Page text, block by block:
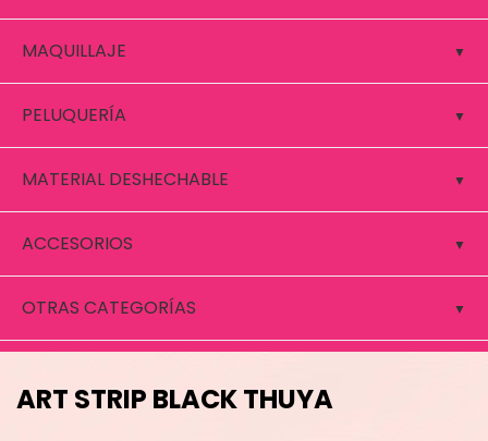
MAQUILLAJE
PELUQUERÍA
MATERIAL DESHECHABLE
ACCESORIOS
OTRAS CATEGORÍAS
ART STRIP BLACK THUYA